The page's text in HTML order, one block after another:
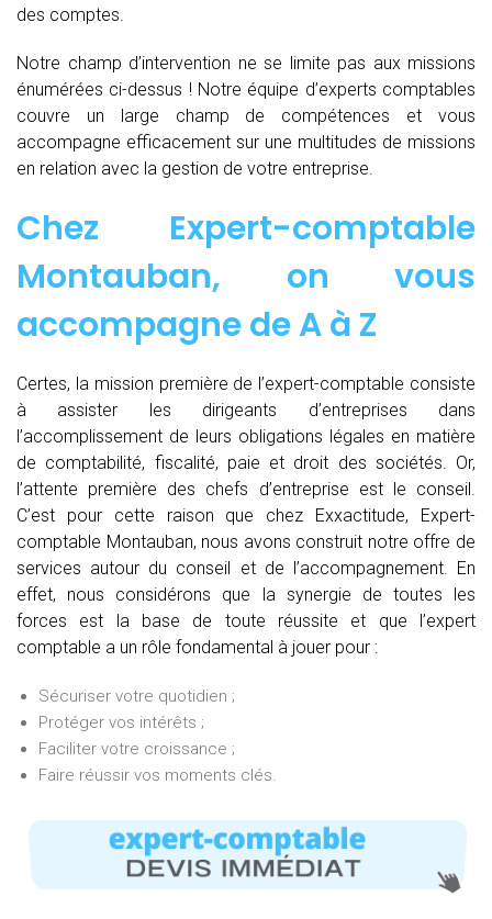
des comptes.
Notre champ d’intervention ne se limite pas aux missions
énumérées ci-dessus ! Notre équipe d’experts comptables
couvre un large champ de compétences et vous
accompagne efficacement sur une multitudes de missions
en relation avec la gestion de votre entreprise.
Chez Expert-comptable
Montauban, on vous
accompagne deA à Z
Certes, la mission première de l’expert-comptable consiste
à assister les dirigeants d’entreprises dans
l’accomplissement de leurs obligations légales en matière
de comptabilité, fiscalité, paie et droit des sociétés. Or,
l’attente première des chefs d’entreprise est le conseil.
C’est pour cette raison que chez Exxactitude, Expert-
comptable Montauban, nous avons construit notre offre de
services autour du conseil et de l’accompagnement. En
effet, nous considérons que la synergie de toutes les
forces est la base de toute réussite et que l’expert
comptable a un rôle fondamental à jouer pour :
Sécuriser votre quotidien ;
Protéger vos intérêts ;
Faciliter votre croissance ;
Faire réussir vos moments clés.